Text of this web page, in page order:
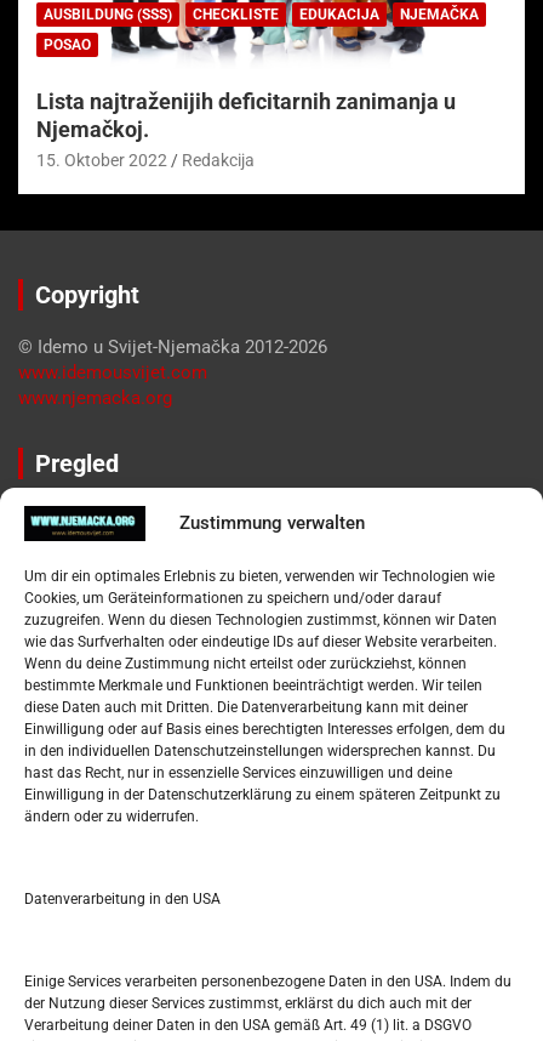
Zustimmung verwalten
Um dir ein optimales Erlebnis zu bieten, verwenden wir Technologien wie
Cookies, um Geräteinformationen zu speichern und/oder darauf
zuzugreifen. Wenn du diesen Technologien zustimmst, können wir Daten
wie das Surfverhalten oder eindeutige IDs auf dieser Website verarbeiten.
Wenn du deine Zustimmung nicht erteilst oder zurückziehst, können
bestimmte Merkmale und Funktionen beeinträchtigt werden. Wir teilen
diese Daten auch mit Dritten. Die Datenverarbeitung kann mit deiner
Einwilligung oder auf Basis eines berechtigten Interesses erfolgen, dem du
in den individuellen Datenschutzeinstellungen widersprechen kannst. Du
hast das Recht, nur in essenzielle Services einzuwilligen und deine
Einwilligung in der Datenschutzerklärung zu einem späteren Zeitpunkt zu
ändern oder zu widerrufen.
Datenverarbeitung in den USA
Einige Services verarbeiten personenbezogene Daten in den USA. Indem du
der Nutzung dieser Services zustimmst, erklärst du dich auch mit der
Verarbeitung deiner Daten in den USA gemäß Art. 49 (1) lit. a DSGVO
AUSBILDUNG (SSS) CHECKLISTE EDUKACIJA
NJEMAČKA
POSAO
Lista najtraženijih deficitarnih zanimanja u
Njemačkoj.
15. Oktober 2022 Redakcija
Copyright
© Idemo u Svijet-Njemačka 2012-2026
www.idemousvijet.com
www.njemacka.org
Pregled
Impressum
Datenschutzerklärung
Widerufsbelehrung
Oglašavanje / Postavite svoj oglas
Tko je “Idemo u Svijet – Njemačka?
Pretražite stranicu:
S
e
a
h
M D M D F S S
1